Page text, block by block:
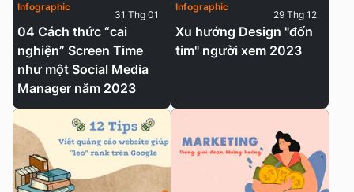
04 Cách thức “cai
nghiện” Screen Time
như một Social Media
Manager năm 2023
Infographic
31 Thg 01
Xu hướng Design "đốn
tim" người xem 2023
Infographic
29 Thg 12